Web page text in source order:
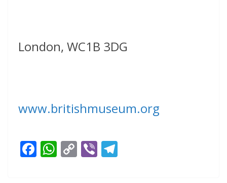
London, WC1B 3DG
www.britishmuseum.org
F W C Vi